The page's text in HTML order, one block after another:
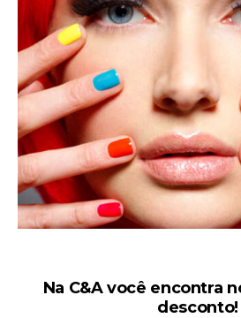
Na C&A você encontra
desconto!